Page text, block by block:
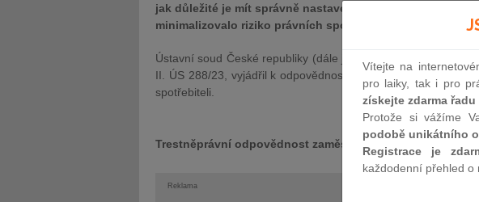
jak důležité je mít správně nastavené vnitřní procesy a
minimalizovalo riziko právních sporů a finančních sankcí.
Ústavní soud České republiky (dále jen „Ústavní soud“) se
II. ÚS 288/23, vyjádřil k odpovědnosti zaměstnavatele za
spotřebiteli.
Trestněprávní odpovědnost zaměstnance/Základ sporu
Reklama
Vítejte na
pro laiky, tak i pro
získejte zdarma
Protože si vážíme
podobě unikátního
Registrace je
každodenní přehled o